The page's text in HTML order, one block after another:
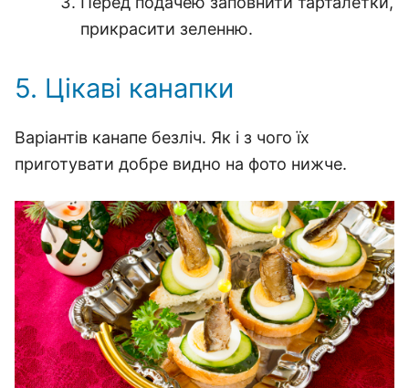
прикрасити зеленню.
5. Цікаві канапки
Варіантів канапе безліч. Як і з чого їх
приготувати добре видно на фото нижче.